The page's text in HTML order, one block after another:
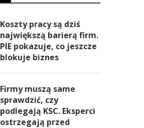
Koszty pracy są dziś
największą barierą firm.
PIE pokazuje, co jeszcze
blokuje biznes
Firmy muszą same
sprawdzić, czy
podlegają KSC. Eksperci
ostrzegają przed